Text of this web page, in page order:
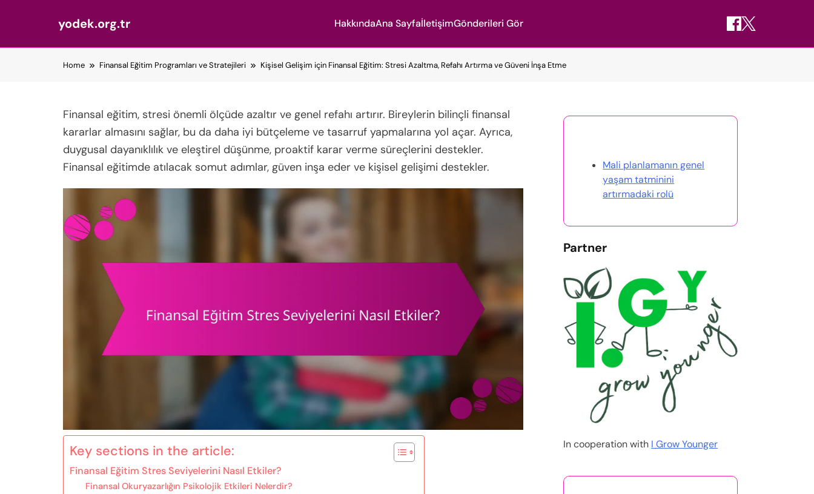
yodek.org.tr HakkındaAna SayfaİletişimGönderileri Gör
Home Finansal Eğitim Programları ve Stratejileri Kişisel Gelişim için Finansal Eğitim: Stresi Azaltma, Refahı Artırma ve Güveni İnşa Etme
Finansal eğitim, stresi önemli ölçüde azaltır ve genel refahı artırır. Bireylerin bilinçli finansal
kararlar almasını sağlar, bu da daha iyi bütçeleme ve tasarruf yapmalarına yol açar. Ayrıca,
duygusal dayanıklılık ve eleştirel düşünme, proaktif karar verme süreçlerini destekler.
Finansal eğitimde atılacak somut adımlar, güven inşa eder ve kişisel gelişimi destekler.
Key sections in the article:
Finansal Eğitim Stres Seviyelerini Nasıl Etkiler?
Finansal Okuryazarlığın Psikolojik Etkileri Nelerdir?
Mali planlamanın genel
yaşam tatminini
artırmadaki rolü
Partner
In cooperation with I Grow Younger